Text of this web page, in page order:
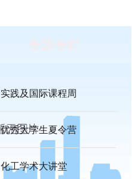
专题专栏
实践及国际课程周
优秀大学生夏令营
化工学术大讲堂